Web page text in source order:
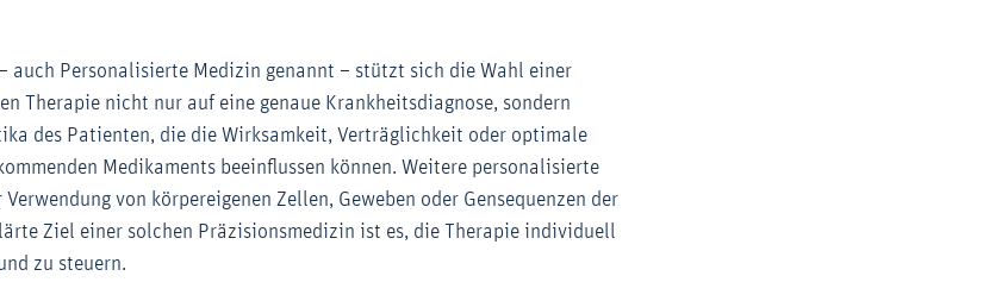
auch Personalisierte Medizin genannt – stützt sich die Wahl einer
Therapie nicht nur auf eine genaue Krankheitsdiagnose, sondern
des Patienten, die die Wirksamkeit, Verträglichkeit oder optimale
Medikaments beeinflussen können. Weitere personalisierte
von körpereigenen Zellen, Geweben oder Gensequenzen der
Ziel einer solchen Präzisionsmedizin ist es, die Therapie individuell
zu steuern.